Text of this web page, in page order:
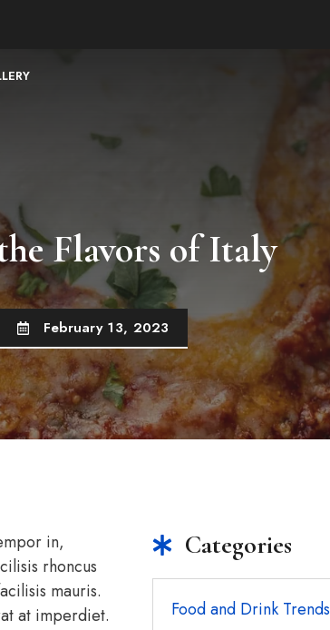
Flavors of Italy
February 13, 2023
in,
rhoncus
mauris.
at imperdiet.
Categories
Food and Drink Trends